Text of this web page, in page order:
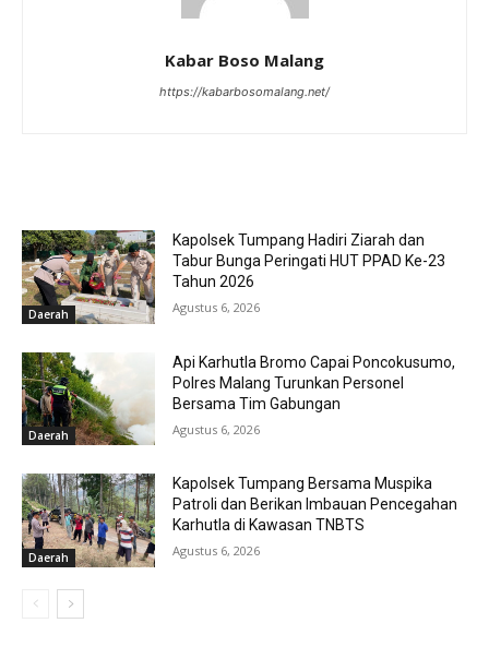
Kabar Boso Malang
https://kabarbosomalang.net/
Daerah
Kapolsek Tumpang Hadiri Ziarah dan
Tabur Bunga Peringati HUT PPAD Ke-23
Tahun 2026
Agustus 6, 2026
Daerah
Api Karhutla Bromo Capai Poncokusumo,
Polres Malang Turunkan Personel
Bersama Tim Gabungan
Agustus 6, 2026
Daerah
Kapolsek Tumpang Bersama Muspika
Patroli dan Berikan Imbauan Pencegahan
Karhutla di Kawasan TNBTS
Agustus 6, 2026